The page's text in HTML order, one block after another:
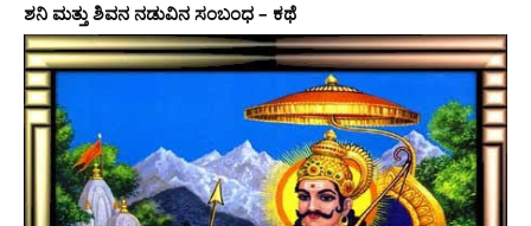
ಶನಿ ಮತ್ತು ಶಿವನ ನಡುವಿನ ಸಂಬಂಧ – ಕಥೆ